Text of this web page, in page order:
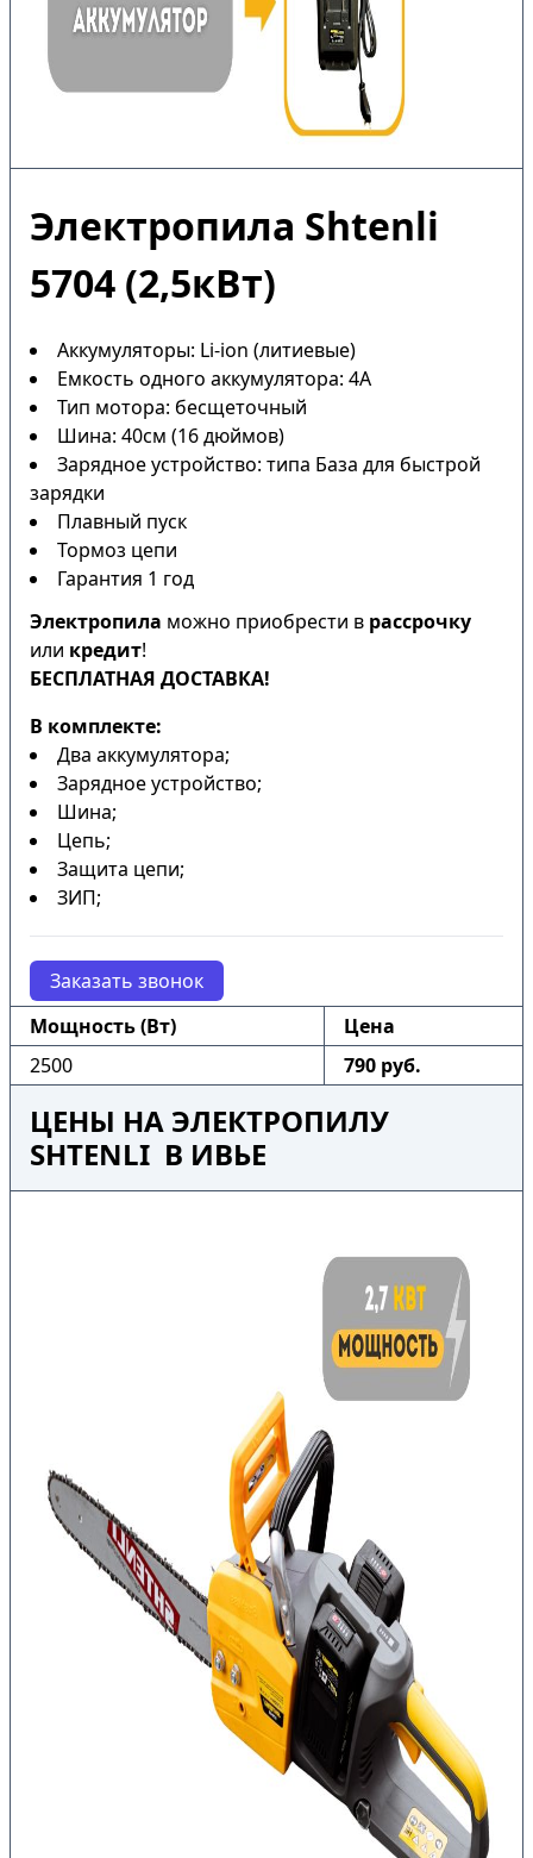
Электропила Shtenli
5704 (2,5кВт)
Аккумуляторы: Li-ion (литиевые)
Емкость одного аккумулятора: 4А
Тип мотора: бесщеточный
Шина: 40см (16 дюймов)
Зарядное устройство: типа База для быстрой
зарядки
Плавный пуск
Тормоз цепи
Гарантия 1 год
Электропила можно приобрести в рассрочку
или кредит!
БЕСПЛАТНАЯ ДОСТАВКА!
В комплекте:
Два аккумулятора;
Зарядное устройство;
Шина;
Цепь;
Защита цепи;
ЗИП;
Заказать звонок
Мощность (Вт)
Цена
2500
790 руб.
ЦЕНЫ НА ЭЛЕКТРОПИЛУ
SHTENLI В ИВЬЕ